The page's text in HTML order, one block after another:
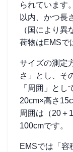
られています
以内、かつ長
（国により
荷物はEMSで
サイズの測定
さ」とし、そ
「周囲」と
20cm×高さ
周囲は（20＋
100cmです。
EMSでは「容